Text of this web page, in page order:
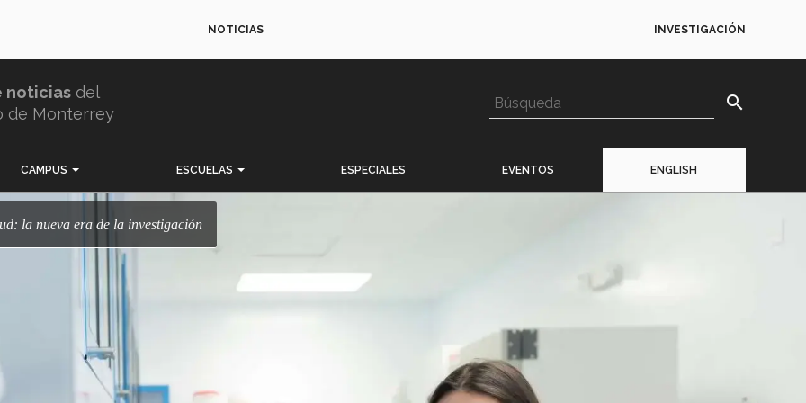
NOTICIAS INVESTIGACIÓN
noticias del
de Monterrey
search
CAMPUS ESCUELAS ESPECIALES EVENTOS ENGLISH
la nueva era de la investigación